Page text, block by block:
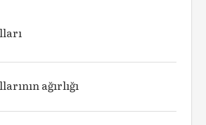
ağırlığı